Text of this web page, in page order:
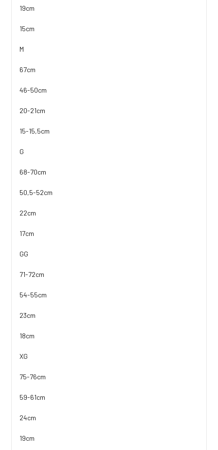
19cm
15cm
M
67cm
46-50cm
20-21cm
15-15,5cm
G
68-70cm
50,5-52cm
22cm
17cm
GG
71-72cm
54-55cm
23cm
18cm
XG
75-76cm
59-61cm
24cm
19cm